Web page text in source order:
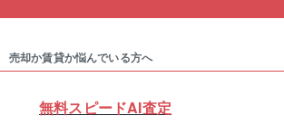
売却か賃貸か悩んでいる方へ
無料スピードAI査定